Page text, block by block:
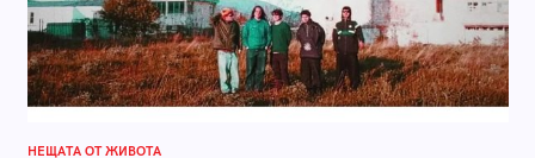
НЕЩАТА ОТ ЖИВОТА